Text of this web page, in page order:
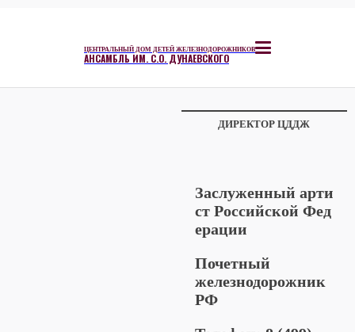
ЦЕНТРАЛЬНЫЙ ДОМ ДЕТЕЙ ЖЕЛЕЗНОДОРОЖНИКОВ
АНСАМБЛЬ ИМ. С.О. ДУНАЕВСКОГО
ДИРЕКТОР ЦДДЖ
Заслуженный арти
ст Российской Фед
ерации
Почетный
железнодорожник
РФ